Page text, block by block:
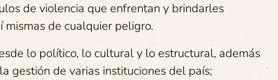
de violencia que enfrentan y brindarles
mismas de cualquier peligro.
lo político, lo cultural y lo estructural, además
gestión de varias instituciones del país;